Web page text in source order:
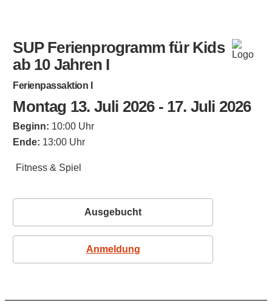
SUP Ferienprogramm für Kids
ab 10 Jahren I
Ferienpassaktion I
Montag 13. Juli 2026 - 17. Juli 2026
Beginn: 10:00 Uhr
Ende: 13:00 Uhr
Fitness & Spiel
Ausgebucht
Anmeldung